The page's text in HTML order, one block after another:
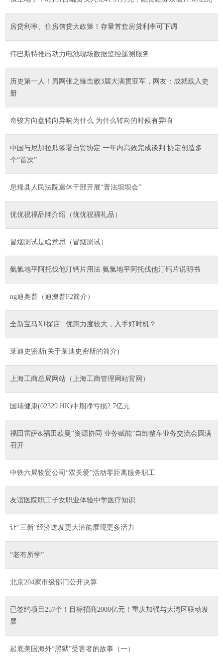
房贷利率、住房信贷大政策！存量首套房贷利率可下调
伟巴斯特推出动力电池现场数据监控遥测服务
历史第一人！男网张之臻击败3届大满贯亚军，网友：成就载入史
册
奇骏方向盘转向异响为什么 为什么转向的时候有异响
中国与尼加拉瓜签署自贸协定 一年内高效完成谈判 协定创造多
个“首次”
息烽县人民法院退休干部开展“普法坝坝会”
优优祝福品牌介绍（优优祝福礼品）
冒烟测试是啥意思（冒烟测试）
氨氯地平阿托伐他汀钙片用法 氨氯地平阿托伐他汀钙片说明书
ng迪奥普（迪澳普F2简介）
全新宝马X1探店 | 优惠力度较大，入手好时机？
莱迪史密斯(关于莱迪史密斯的简介)
上海工商总局网站（上海工商管理网站官网）
国瑞健康(02329.HK)中期净亏损2.7亿元
福田雷萨&福田欧曼“资源协同 业务赋能”自卸整车业务交流会圆满
召开
中铁六局物贸公司“双关爱”活动零距离服务职工
友谊医院职工子女职业体验中学医疗知识
让“三新”经济迸发更大潜能展现更多活力
“老有所学”
北京204家市级部门公开决算
已签约项目257个！目标招商2000亿元！重庆加强与大湾区联动发
展
起底美国海外“黑狱”受害者的故事（一）